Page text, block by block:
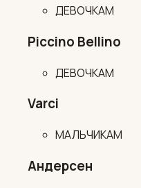
ДЕВОЧКАМ
Piccino Bellino
ДЕВОЧКАМ
Varci
МАЛЬЧИКАМ
Андерсен